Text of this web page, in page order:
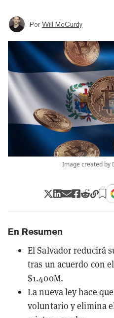
Por Will McCurdy
Image created by
En Resumen
El Salvador reducirá
tras un acuerdo con
$1.400M.
La nueva ley hace
voluntario y elimina